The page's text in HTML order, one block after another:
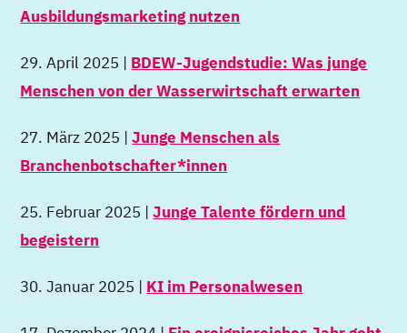
Ausbildungsmarketing nutzen
29. April 2025 | BDEW-Jugendstudie: Was junge
Menschen von der Wasserwirtschaft erwarten
27. März 2025 |Junge Menschen als
Branchenbotschafter*innen
25. Februar 2025 |Junge Talente fördern und
begeistern
30. Januar 2025 | KI im Personalwesen